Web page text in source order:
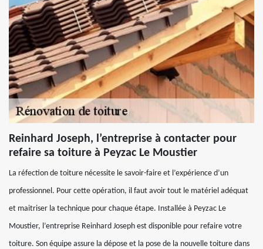
Reinhard Joseph, l’entreprise à contacter pour
refaire sa toiture à Peyzac Le Moustier
La réfection de toiture nécessite le savoir-faire et l’expérience d’un
professionnel. Pour cette opération, il faut avoir tout le matériel adéquat
et maitriser la technique pour chaque étape. Installée à Peyzac Le
Moustier, l’entreprise Reinhard Joseph est disponible pour refaire votre
toiture. Son équipe assure la dépose et la pose de la nouvelle toiture dans